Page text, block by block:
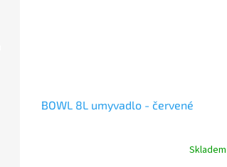
BOWL 8L umyvadlo - červené
Skladem